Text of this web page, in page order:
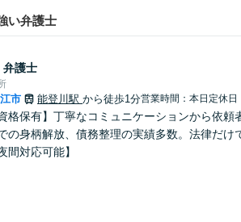
い弁護士
弁護士
市 能登川駅 から徒歩1分営業時間：本日定休日
格保有】丁寧なコミュニケーションから依
の身柄解放、債務整理の実績多数。法律だ
間対応可能】